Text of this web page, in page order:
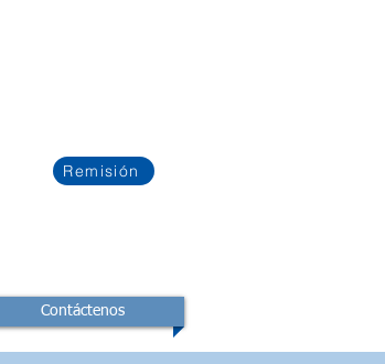
Remisión
Contáctenos